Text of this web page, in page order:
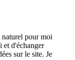
naturel pour moi
et d'échanger
sur le site. Je